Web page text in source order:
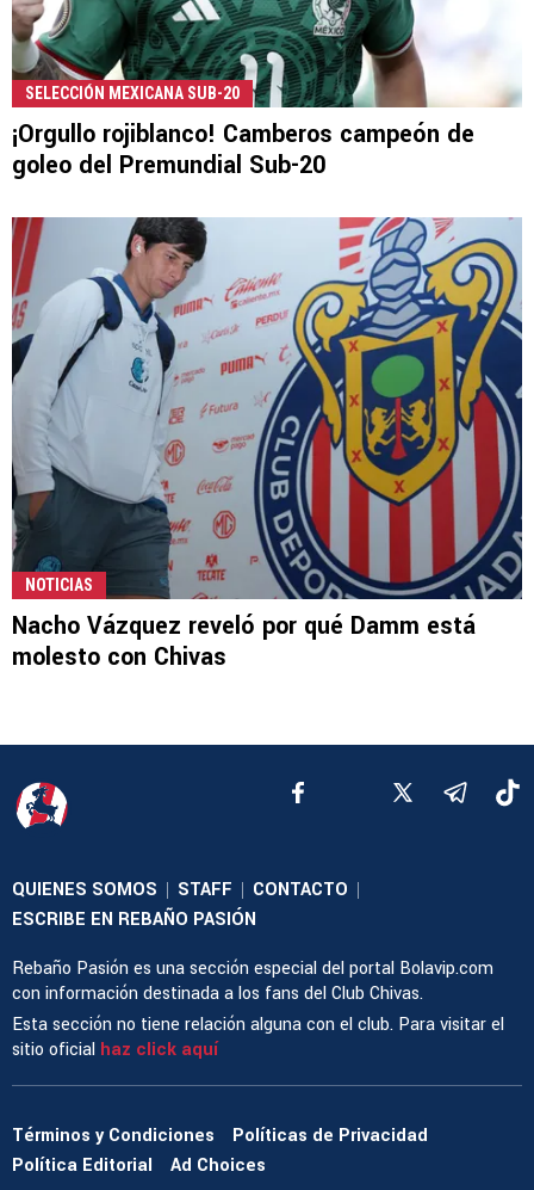
SELECCIÓN MEXICANA SUB-20
¡Orgullo rojiblanco! Camberos campeón de
goleo del Premundial Sub-20
NOTICIAS
Nacho Vázquez reveló por qué Damm está
molesto con Chivas
QUIENES SOMOS | STAFF | CONTACTO |
ESCRIBE EN REBAÑO PASIÓN
Rebaño Pasión es una sección especial del portal Bolavip.com
con información destinada a los fans del Club Chivas.
Esta sección no tiene relación alguna con el club. Para visitar el
sitio oficial haz click aquí
Términos y Condiciones
Políticas de Privacidad
Política Editorial
Ad Choices